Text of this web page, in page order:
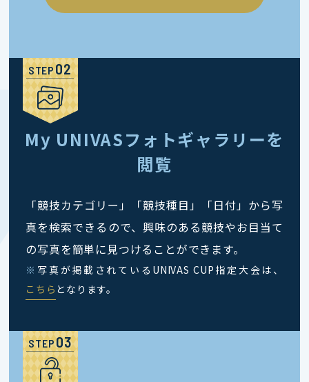
STEP
My UNIVASフォトギャラリーを
閲覧
「競技カテゴリー」「競技種目」「日付」から写
真を検索できるので、興味のある競技やお目当て
の写真を簡単に見つけることができます。
※ 写真が掲載されているUNIVAS CUP指定大会は、
こちら となります。
STEP